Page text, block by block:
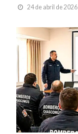
24 de abril de 2026